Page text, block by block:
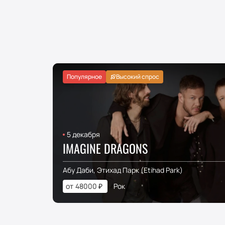
Популярное Высокий спрос
5 декабря
IMAGINE DRAGONS
Абу Даби, Этихад Парк (Etihad Park)
от 48000 ₽ Рок